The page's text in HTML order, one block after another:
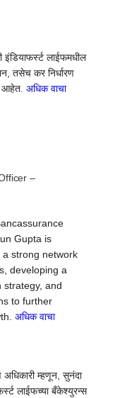
इंडियाफर्स्ट लाईफमधील
तसेच कर निर्धारण
आहेत. अधिक वाचा
–
Gupta is
strong network
developing a
strategy, and
to further
अधिक वाचा
म्हणून, सुनंदा
लाईफच्या बँकेश्युरन्स